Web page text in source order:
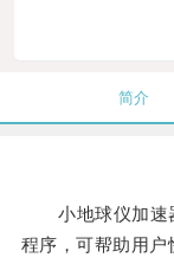
简介
小地球仪加速器
程序，可帮助用户